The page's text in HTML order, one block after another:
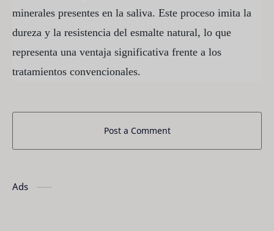
minerales presentes en la saliva. Este proceso imita la
dureza y la resistencia del esmalte natural, lo que
representa una ventaja significativa frente a los
tratamientos convencionales.
Post a Comment
Ads